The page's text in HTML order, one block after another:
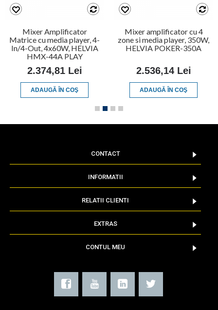
Mixer Amplificator
Matrice cu media player, 4-
In/4-Out, 4x60W, HELVIA
HMX-44A PLAY
2.374,81 Lei
ADAUGĂ ÎN COŞ
Mixer amplificator cu 4
zone si media player, 350W,
HELVIA POKER-350A
2.536,14 Lei
ADAUGĂ ÎN COŞ
CONTACT
INFORMATII
RELATII CLIENTI
EXTRAS
CONTUL MEU